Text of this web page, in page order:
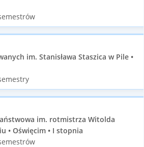
im. Stanisława Staszica w Pile •
im. rotmistrza Witolda
• Oświęcim • I stopnia